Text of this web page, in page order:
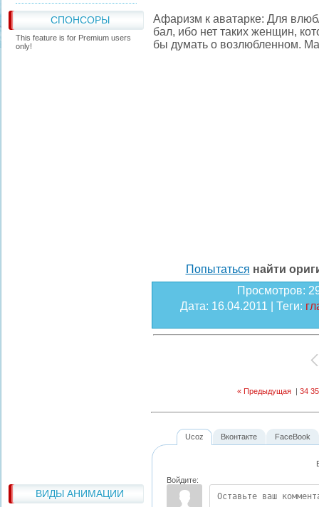
СПОНСОРЫ
This feature is for Premium users
only!
ВИДЫ АНИМАЦИИ
Афаризм к аватарке: Для
бал, ибо нет таких женщин,
бы думать о возлюбленном.
Попытаться найти
Просмотров:
Дата: 16.04.2011 | Теги:
« Предыдущая | 34 35
Ucoz
Войдите:
Вконтакте FaceBook